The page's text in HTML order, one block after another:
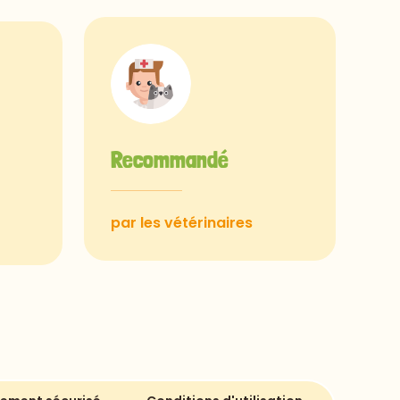
Recommandé
par les vétérinaires